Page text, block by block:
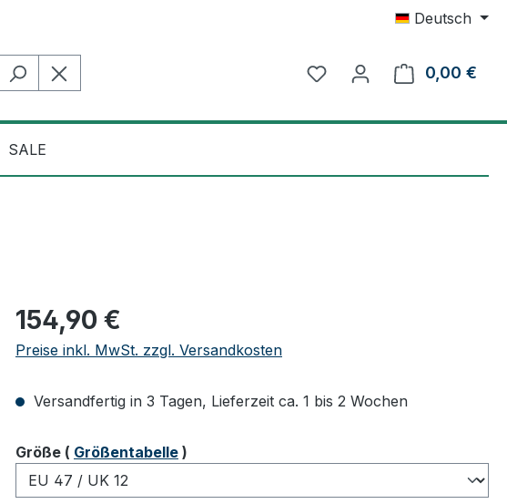
Deutsch
0,00 €
SALE
Regulärer Preis:
154,90 €
Preise inkl. MwSt. zzgl. Versandkosten
Versandfertig in 3 Tagen, Lieferzeit ca. 1 bis 2 Wochen
Größeauswählen
( Größentabelle )